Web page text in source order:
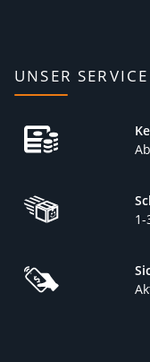
UNSER SERVICE
1-